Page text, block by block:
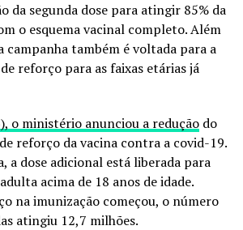
da segunda dose para atingir 85% da
o esquema vacinal completo. Além
campanha também é voltada para a
reforço para as faixas etárias já
o ministério anunciou a reduçãodo
reforço da vacina contra a covid-19.
a dose adicional está liberada para
acima de 18 anos de idade.
na imunização começou, o número
atingiu 12,7 milhões.